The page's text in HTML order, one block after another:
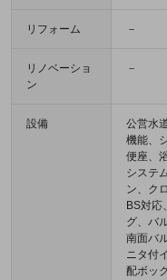
リフォーム －
リノベーショ
ン
－
設備
公営水
機能、
便座、
システ
ン、ク
BS対応
グ、バ
南面バ
ニタ付
配ボッ